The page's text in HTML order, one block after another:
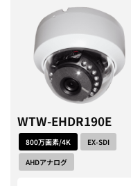
WTW-EHDR190E
800万画素/4K
EX-SDI
AHDアナログ